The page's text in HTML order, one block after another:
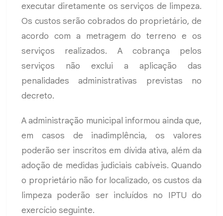
executar diretamente os serviços de limpeza.
Os custos serão cobrados do proprietário, de
acordo com a metragem do terreno e os
serviços realizados. A cobrança pelos
serviços não exclui a aplicação das
penalidades administrativas previstas no
decreto.
A administração municipal informou ainda que,
em casos de inadimplência, os valores
poderão ser inscritos em dívida ativa, além da
adoção de medidas judiciais cabíveis. Quando
o proprietário não for localizado, os custos da
limpeza poderão ser incluídos no IPTU do
exercício seguinte.